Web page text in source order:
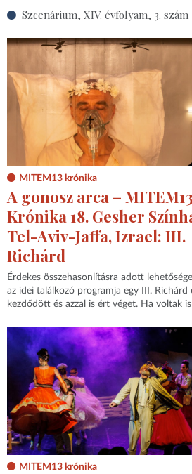
Szcenárium, XIV. évfolyam, 3. szám
MITEM13 krónika
A gonosz arca – MITEM13
Krónika 18. Gesher
Tel-Aviv-Jaffa, Izrael: III.
Richárd
Érdekes összehasonlításra adott
az idei találkozó programja egy III. Richárd
kezdődött és azzal is ért véget. Ha voltak
MITEM13 krónika